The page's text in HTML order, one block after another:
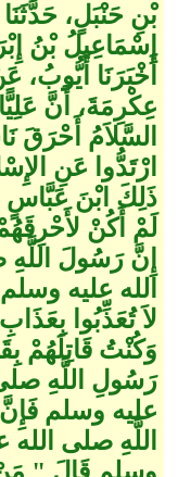
بْنِ حَنْبَلٍ، حَدَّثَنَا
إِسْمَاعِيلُ بْنُ
أَخْبَرَنَا أَيُّوبُ،
عِكْرِمَةَ، أَنَّ
السَّلاَمُ أَحْرَقَ
ارْتَدُّوا عَنِ
ذَلِكَ ابْنَ عَبَّاسٍ
لَمْ أَكُنْ لأَحْرِقَهُمْ
إِنَّ رَسُولَ
الله عليه
لاَ تُعَذِّبُوا
وَكُنْتُ قَاتِلَهُمْ
رَسُولِ اللَّهِ
عليه وسلم
اللَّهِ صلى الله